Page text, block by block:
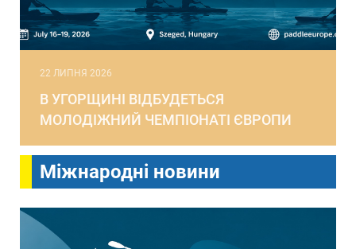
22 ЛИПНЯ 2026
В УГОРЩИНІ ВІДБУДЕТЬСЯ
МОЛОДІЖНИЙ ЧЕМПІОНАТІ ЄВРОПИ
Міжнародні новини